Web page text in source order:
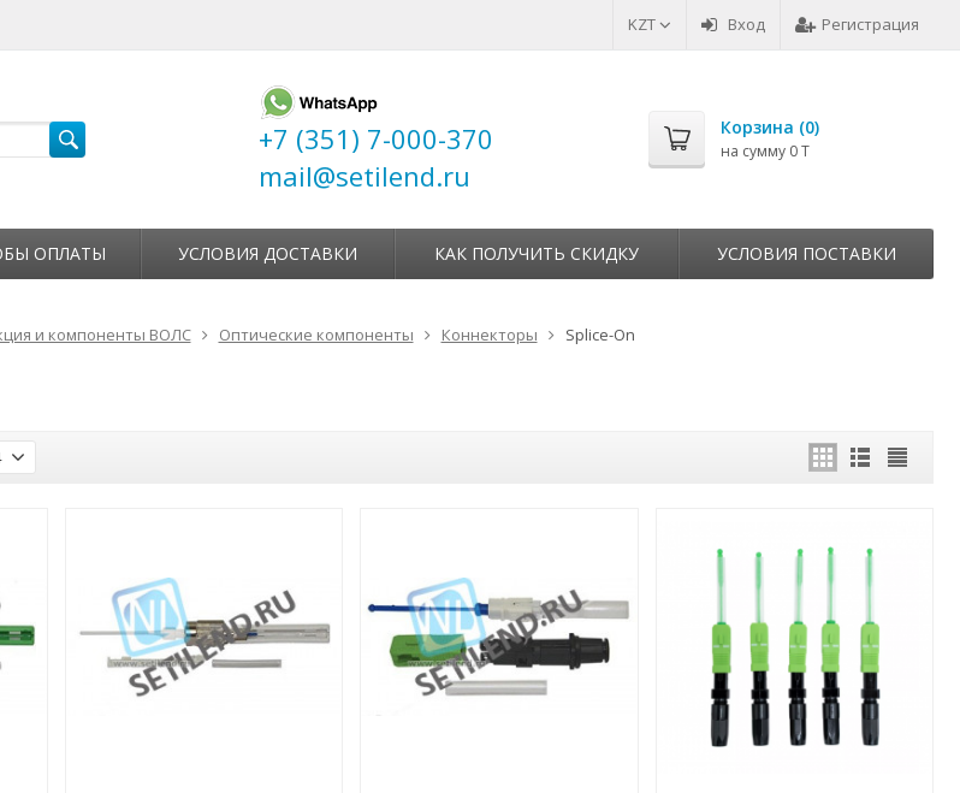
KZT Вход Регистрация
+7 (351) 7-000-370
mail@setilend.ru
Корзина (0)
на сумму 0 T
ОПЛАТЫ УСЛОВИЯ ДОСТАВКИ КАК ПОЛУЧИТЬ СКИДКУ УСЛОВИЯ ПОСТАВКИ
и компоненты ВОЛС Оптические компоненты Коннекторы Splice-On